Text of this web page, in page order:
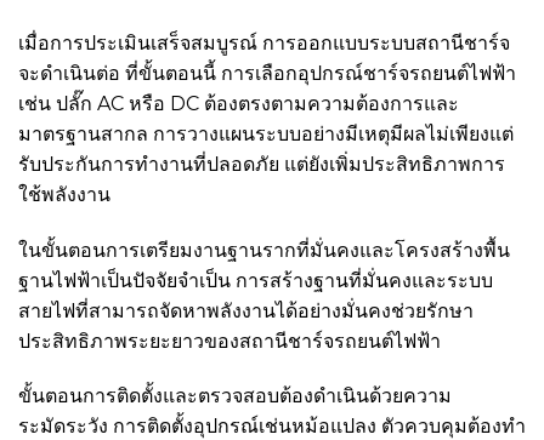
เมื่อการประเมินเสร็จสมบูรณ์ การออกแบบระบบสถานีชาร์จ
จะดำเนินต่อ ที่ขั้นตอนนี้ การเลือกอุปกรณ์ชาร์จรถยนต์ไฟฟ้า
เช่น ปลั๊ก AC หรือ DC ต้องตรงตามความต้องการและ
มาตรฐานสากล การวางแผนระบบอย่างมีเหตุมีผลไม่เพียงแต่
รับประกันการทำงานที่ปลอดภัย แต่ยังเพิ่มประสิทธิภาพการ
ใช้พลังงาน
ในขั้นตอนการเตรียมงานฐานรากที่มั่นคงและโครงสร้างพื้น
ฐานไฟฟ้าเป็นปัจจัยจำเป็น การสร้างฐานที่มั่นคงและระบบ
สายไฟที่สามารถจัดหาพลังงานได้อย่างมั่นคงช่วยรักษา
ประสิทธิภาพระยะยาวของสถานีชาร์จรถยนต์ไฟฟ้า
ขั้นตอนการติดตั้งและตรวจสอบต้องดำเนินด้วยความ
ระมัดระวัง การติดตั้งอุปกรณ์เช่นหม้อแปลง ตัวควบคุมต้องทำ